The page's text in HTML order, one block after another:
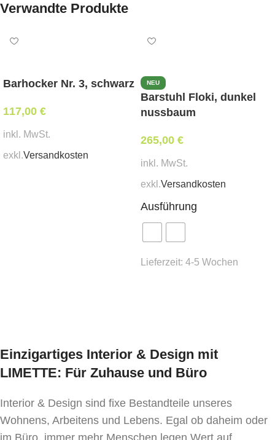
sich für den Einsatz zu Hause, in Cafés, Bars oder
robuster Rahmen und Sitz aus massivem
bequeme, universelle Sitzform;
drei Fußstützenhöhen für Personen
Bitte beachten Sie, dass bei der Herstellung der
Stühle natürliche Hölzer verwendet werden, die
eine unregelmäßige Struktur und Farbe aufweisen.
Bei der natürlichen Farbe können Struktur und
Verwandte Produkte
Barhocker Nr. 3, schwarz
117,00 €
inkl. MwSt.
exkl.Versandkosten
NEU
Barstuhl Floki, dunkel
nussbaum
265,00 €
inkl. MwSt.
exkl.Versandkosten
Ausführung
Lieferzeit: 4-5 Wochen
Einzigartiges Interior & Design mit
LIMETTE: Für Zuhause und Büro
Interior & Design sind fixe Bestandteile unseres
Wohnens, Arbeitens und Lebens. Egal ob daheim oder
im Büro, immer mehr Menschen legen Wert auf